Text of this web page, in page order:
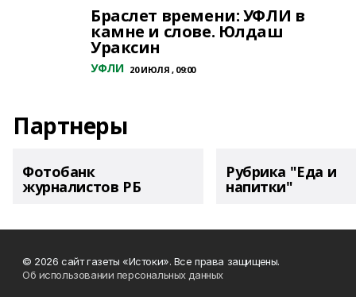
Браслет времени: УФЛИ в
камне и слове. Юлдаш
Ураксин
УФЛИ 20 ИЮЛЯ , 09:00
Партнеры
Фотобанк
журналистов РБ
Рубрика "Еда и
напитки"
© 2026 сайт газеты «Истоки». Все права защищены.
Об использовании персональных данных